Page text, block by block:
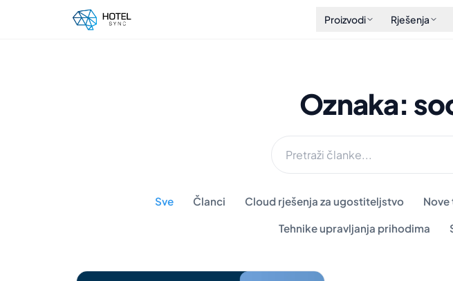
Proizvodi Rješenja
Oznaka:
Sve Članci Cloud rješenja za ugostiteljstvo
Tehnike upravljanja prihodima